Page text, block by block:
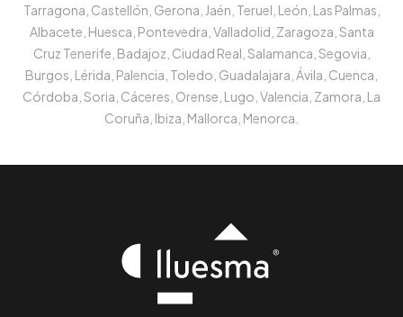
Tarragona, Castellón, Gerona, Jaén, Teruel, León, Las Palmas,
Albacete, Huesca, Pontevedra, Valladolid, Zaragoza, Santa
Cruz Tenerife, Badajoz, Ciudad Real, Salamanca, Segovia,
Burgos, Lérida, Palencia, Toledo, Guadalajara, Ávila, Cuenca,
Córdoba, Soria, Cáceres, Orense, Lugo, Valencia, Zamora, La
Coruña, Ibiza, Mallorca, Menorca.